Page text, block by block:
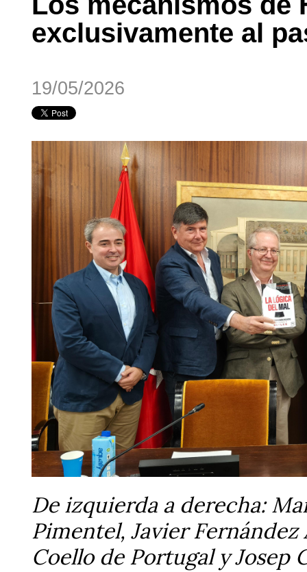
exclusivamente al
19/05/2026
De izquierda a derecha:
Pimentel, Javier Fernández
Coello de Portugal y Josep